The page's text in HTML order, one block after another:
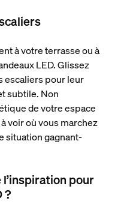
à votre terrasse ou à
LED. Glissez
escaliers pour leur
subtile. Non
de votre espace
voir où vous marchez
situation gagnant-
pour
?